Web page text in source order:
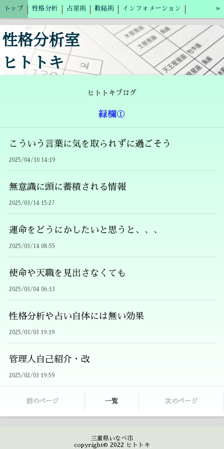
トップ 性格分析 占星術 数秘術 インフォメーション
個人情報の取り扱いについて ブログ
»
性格分析室
ヒトトキ
ヒトトキブログ
緑欄①
こういう言葉に気を取られずに過ごそう
2025/04/10 14:19
無意識に頭に蓄積される情報
2025/03/14 15:27
運命をどうにかしたいと思うと、、、
2025/03/14 08:55
使命や天職を見出さなくても
2025/03/04 06:13
性格分析や占い自体には無い効果
2025/03/03 19:19
管理人自己紹介・改
2025/02/03 19:59
前のページ 一覧 次のページ
三重県いなべ市
copyright© 2022 ヒトトキ